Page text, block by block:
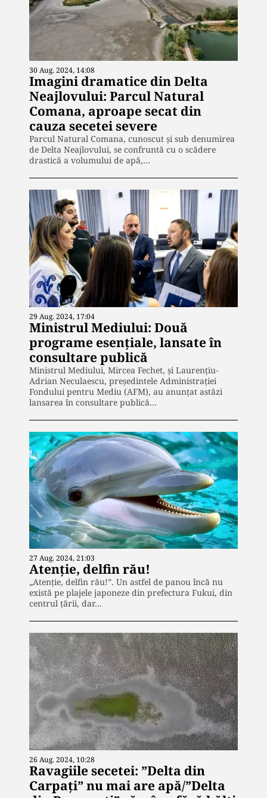
30 Aug. 2024, 14:08
Imagini dramatice din Delta
Neajlovului: Parcul Natural
Comana, aproape secat din
cauza secetei severe
Parcul Natural Comana, cunoscut și sub denumirea
de Delta Neajlovului, se confruntă cu o scădere
drastică a volumului de apă,…
29 Aug. 2024, 17:04
Ministrul Mediului: Două
programe esențiale, lansate în
consultare publică
Ministrul Mediului, Mircea Fechet, și Laurențiu-
Adrian Neculaescu, președintele Administrației
Fondului pentru Mediu (AFM), au anunțat astăzi
lansarea în consultare publică…
27 Aug. 2024, 21:03
Atenție, delfin rău!
„Atenţie, delfin rău!”. Un astfel de panou încă nu
există pe plajele japoneze din prefectura Fukui, din
centrul ţării, dar…
26 Aug. 2024, 10:28
Ravagiile secetei: ”Delta din
Carpați” nu mai are apă/”Delta